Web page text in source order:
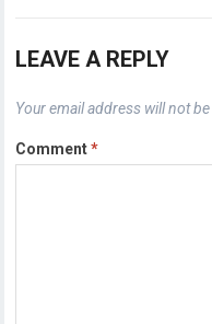
LEAVE A REPLY
Your email address will not be
Comment*